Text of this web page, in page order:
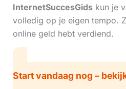
InternetSuccesGidskun je
volledig op je eigen tempo.
online geld hebt verdiend.
Start vandaag nog –